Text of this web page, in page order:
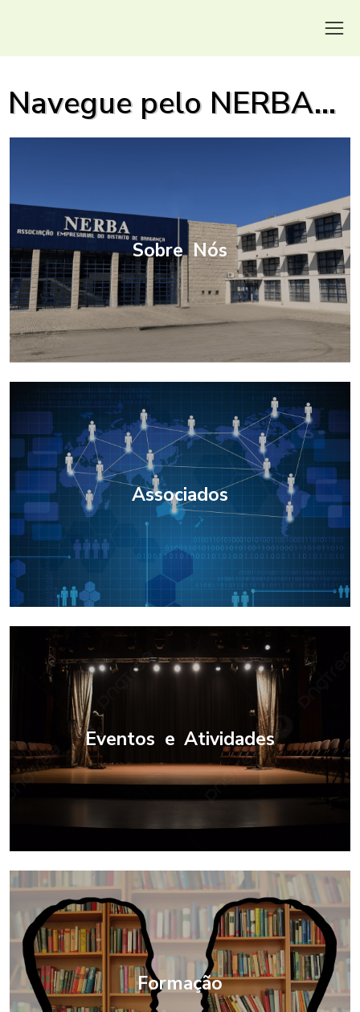
Navegue pelo NERBA...
Sobre Nós
Associados
Eventos e Atividades
Formação